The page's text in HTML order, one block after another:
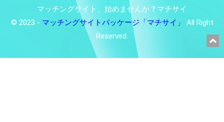
マッチングサイト、始めませんか？マチサイ
© 2023 - マッチングサイトパッケージ「マチサイ」
All Right
Reserved.